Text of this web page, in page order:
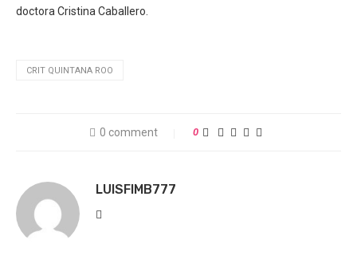
doctora Cristina Caballero.
CRIT QUINTANA ROO
0 comment 0
LUISFIMB777